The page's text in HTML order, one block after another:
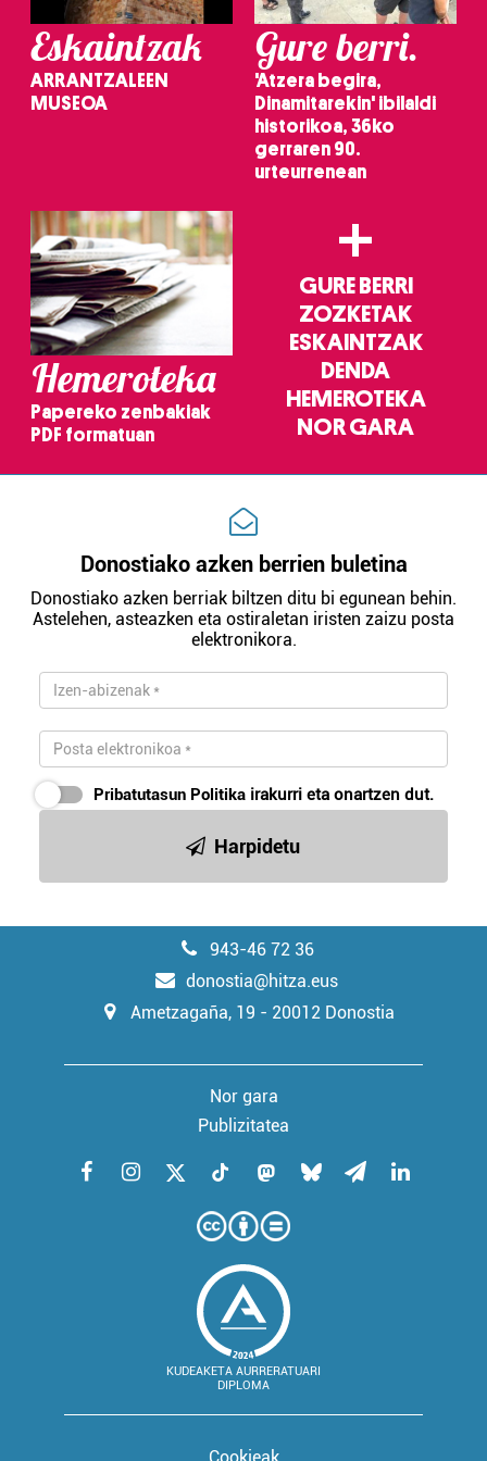
Eskaintzak
ARRANTZALEEN
MUSEOA
Gure berri.
'Atzera begira,
Dinamitarekin' ibilaldi
historikoa, 36ko
gerraren 90.
urteurrenean
Hemeroteka
Papereko zenbakiak
PDF formatuan
+
GURE BERRI
ZOZKETAK
ESKAINTZAK
DENDA
HEMEROTEKA
NOR GARA
Donostiako azken berrien buletina
Donostiako azken berriak biltzen ditu bi egunean behin.
Astelehen, asteazken eta ostiraletan iristen zaizu posta
elektronikora.
Pribatutasun Politika irakurri eta onartzen dut.
Harpidetu
943-46 72 36
donostia@hitza.eus
Ametzagaña, 19 - 20012 Donostia
Nor gara
Publizitatea
KUDEAKETA AURRERATUARI
DIPLOMA